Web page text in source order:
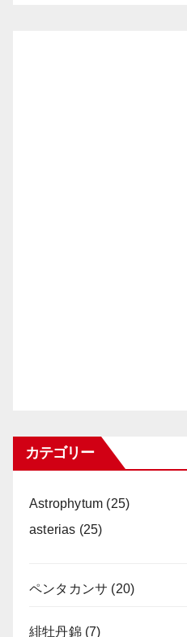
カテゴリー
Astrophytum (25)
asterias (25)
ペンタカンサ (20)
緋牡丹錦(7)